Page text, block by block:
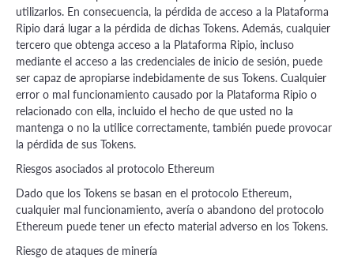
utilizarlos. En consecuencia, la pérdida de acceso a la Plataforma
Ripio dará lugar a la pérdida de dichas Tokens. Además, cualquier
tercero que obtenga acceso a la Plataforma Ripio, incluso
mediante el acceso a las credenciales de inicio de sesión, puede
ser capaz de apropiarse indebidamente de sus Tokens. Cualquier
error o mal funcionamiento causado por la Plataforma Ripio o
relacionado con ella, incluido el hecho de que usted no la
mantenga o no la utilice correctamente, también puede provocar
la pérdida de sus Tokens.
Riesgos asociados al protocolo Ethereum
Dado que los Tokens se basan en el protocolo Ethereum,
cualquier mal funcionamiento, avería o abandono del protocolo
Ethereum puede tener un efecto material adverso en los Tokens.
Riesgo de ataques de minería